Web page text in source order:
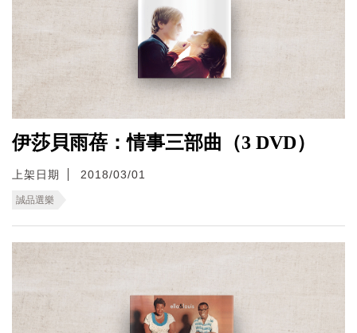
伊莎貝雨蓓：情事三部曲（3 DVD）
上架日期 2018/03/01
誠品選樂